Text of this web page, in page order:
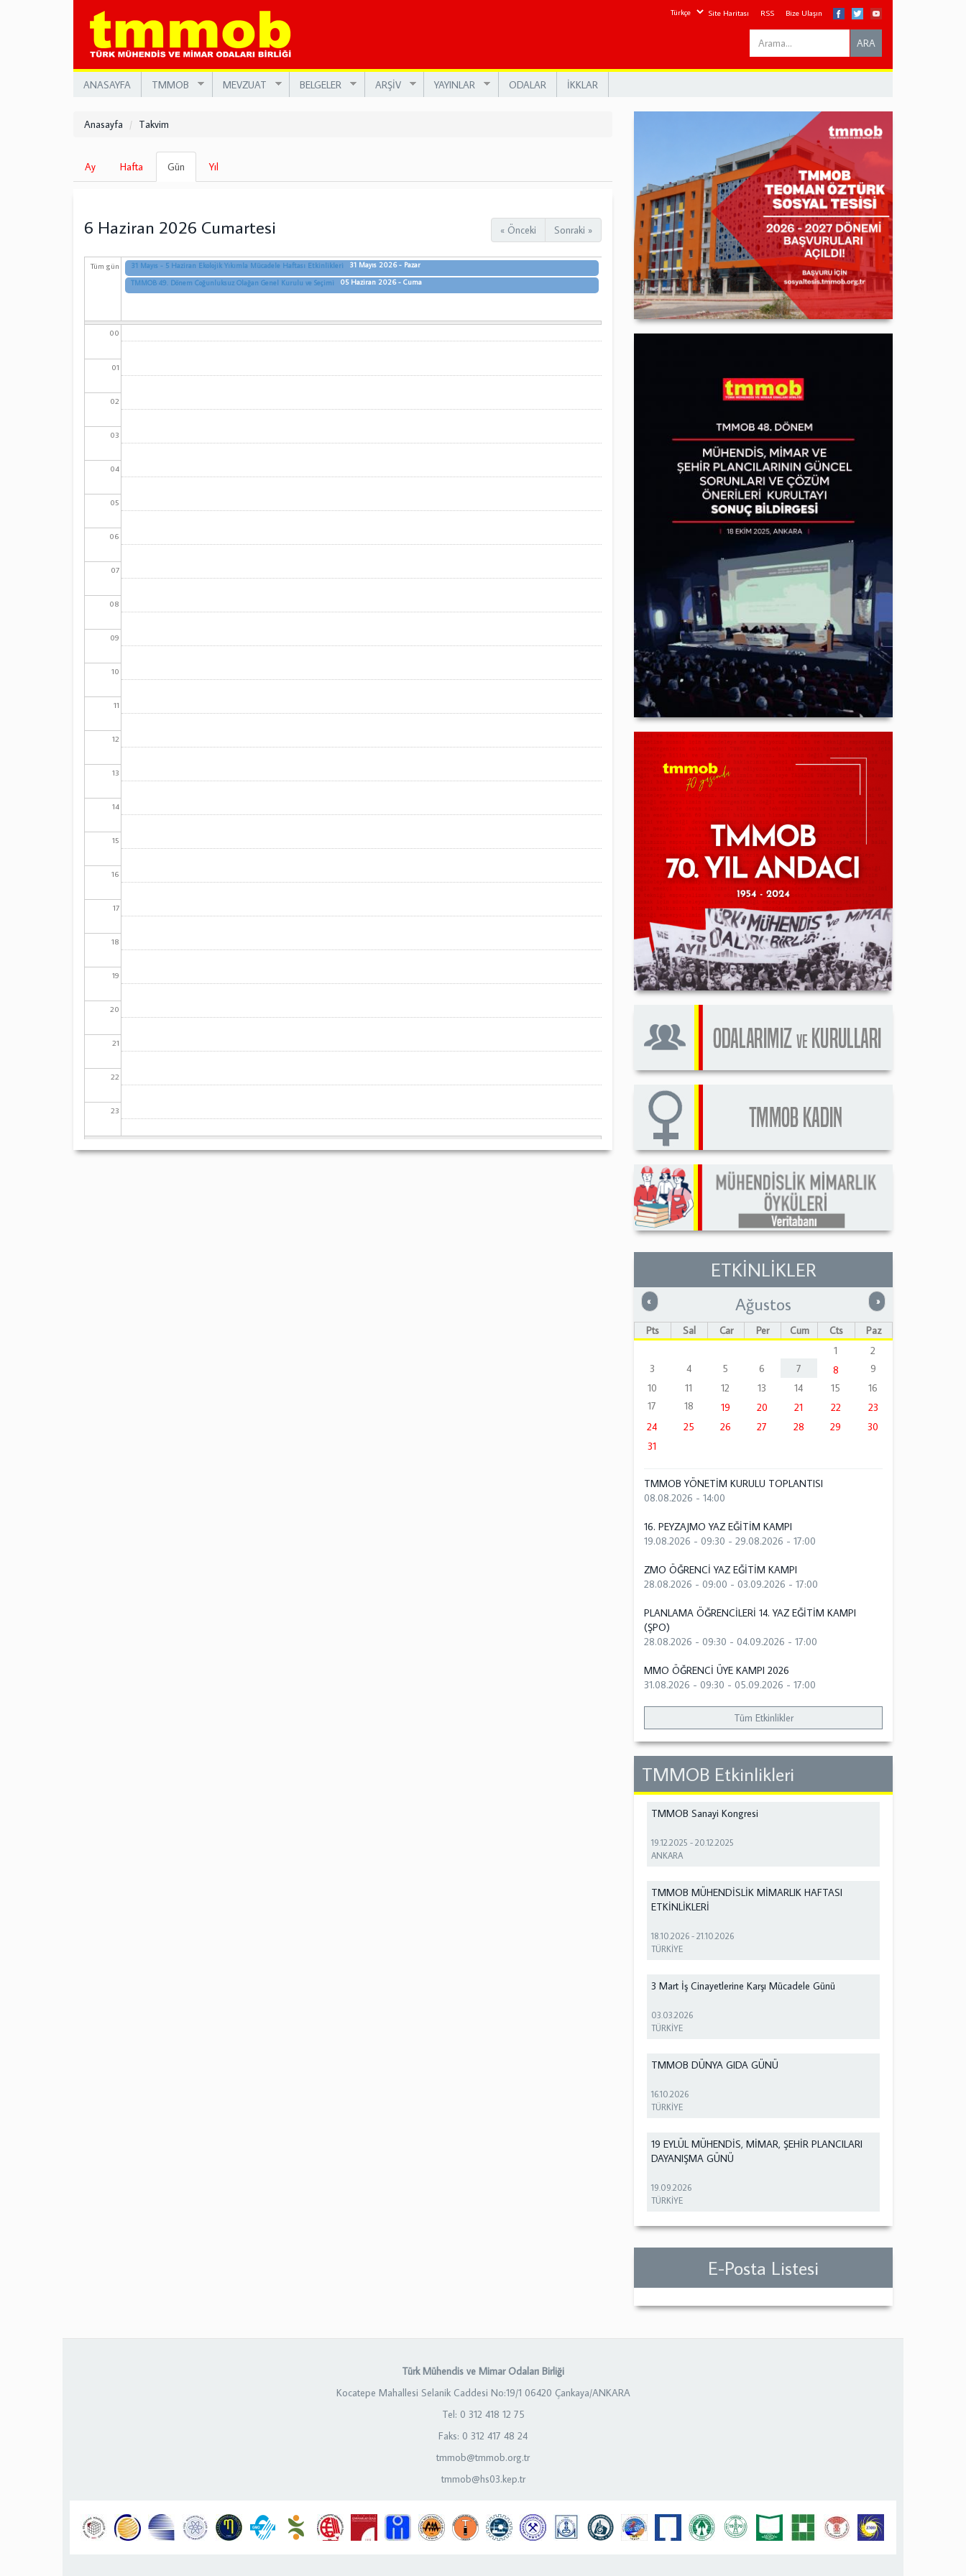
Site Haritası RSS Bize Ulaşın
Search
this
ARA
ANASAYFA TMMOB MEVZUAT BELGELER ARŞİV YAYINLAR ODALAR İKKLAR
Anasayfa Takvim
Birincil
sekmeler
Ay Hafta Gün
sekme)
Yıl
« Önceki Sonraki »
6 Haziran 2026 Cumartesi
Tüm gün 31 Mayıs - 5 Haziran Ekolojik Yıkımla Mücadele Haftası Etkinlikleri
31 Mayıs 2026 - Pazar
TMMOB 49. Dönem Çoğunluksuz Olağan Genel Kurulu ve Seçimi
05 Haziran 2026 - Cuma
00
01
02
03
04
05
06
07
08
09
10
11
12
13
14
15
16
17
18
19
20
21
22
23
ETKİNLİKLER
« Önceki »Sonraki
Ağustos
Pts Sal Çar Per Cum Cts
Paz
1
2
3
4 5 6 7 8
9
10
11 12 13 14 15
16
17
18 19 20 21 22
23
24
25 26 27 28 29
30
31
TMMOB YÖNETİM KURULU TOPLANTISI
08.08.2026 - 14:00
16. PEYZAJMO YAZ EĞİTİM KAMPI
19.08.2026 - 09:30 -29.08.2026 - 17:00
ZMO ÖĞRENCİ YAZ EĞİTİM KAMPI
28.08.2026 - 09:00 -03.09.2026 - 17:00
PLANLAMA ÖĞRENCİLERİ 14. YAZ EĞİTİM KAMPI
(ŞPO)
28.08.2026 - 09:30 -04.09.2026 - 17:00
MMO ÖĞRENCİ ÜYE KAMPI 2026
31.08.2026 - 09:30 -05.09.2026 - 17:00
Tüm Etkinlikler
TMMOB Etkinlikleri
TMMOB Sanayi Kongresi
19.12.2025 -20.12.2025
ANKARA
TMMOB MÜHENDİSLİK MİMARLIK HAFTASI
ETKİNLİKLERİ
18.10.2026 -21.10.2026
TÜRKİYE
3 Mart İş Cinayetlerine Karşı Mücadele Günü
03.03.2026
TÜRKİYE
TMMOB DÜNYA GIDA GÜNÜ
16.10.2026
TÜRKİYE
19 EYLÜL MÜHENDİS, MİMAR, ŞEHİR PLANCILARI
DAYANIŞMA GÜNÜ
19.09.2026
TÜRKİYE
E-Posta Listesi
Türk Mühendis ve Mimar Odaları Birliği
Kocatepe Mahallesi Selanik Caddesi No:19/1 06420 Çankaya/ANKARA
Tel: 0 312 418 12 75
Faks: 0 312 417 48 24
tmmob@tmmob.org.tr
tmmob@hs03.kep.tr